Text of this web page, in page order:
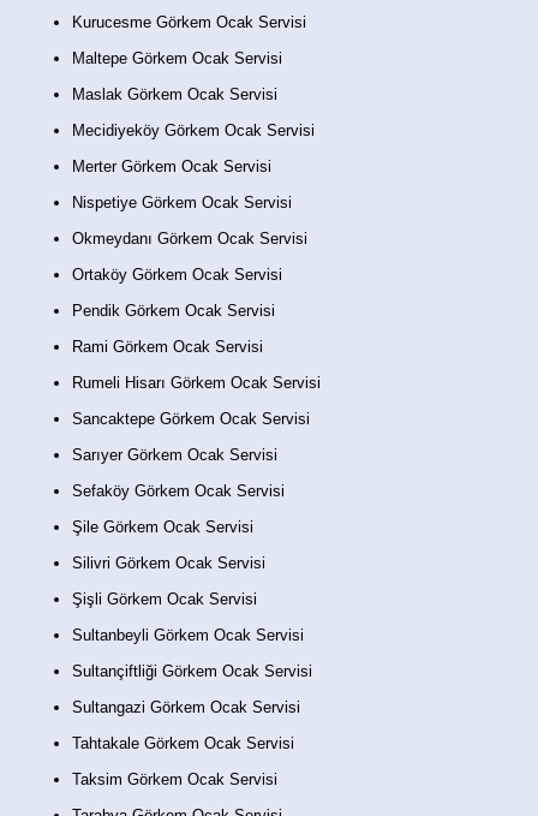
Kurucesme Görkem Ocak Servisi
Maltepe Görkem Ocak Servisi
Maslak Görkem Ocak Servisi
Mecidiyeköy Görkem Ocak Servisi
Merter Görkem Ocak Servisi
Nispetiye Görkem Ocak Servisi
Okmeydanı Görkem Ocak Servisi
Ortaköy Görkem Ocak Servisi
Pendik Görkem Ocak Servisi
Rami Görkem Ocak Servisi
Rumeli Hisarı Görkem Ocak Servisi
Sancaktepe Görkem Ocak Servisi
Sarıyer Görkem Ocak Servisi
Sefaköy Görkem Ocak Servisi
Şile Görkem Ocak Servisi
Silivri Görkem Ocak Servisi
Şişli Görkem Ocak Servisi
Sultanbeyli Görkem Ocak Servisi
Sultançiftliği Görkem Ocak Servisi
Sultangazi Görkem Ocak Servisi
Tahtakale Görkem Ocak Servisi
Taksim Görkem Ocak Servisi